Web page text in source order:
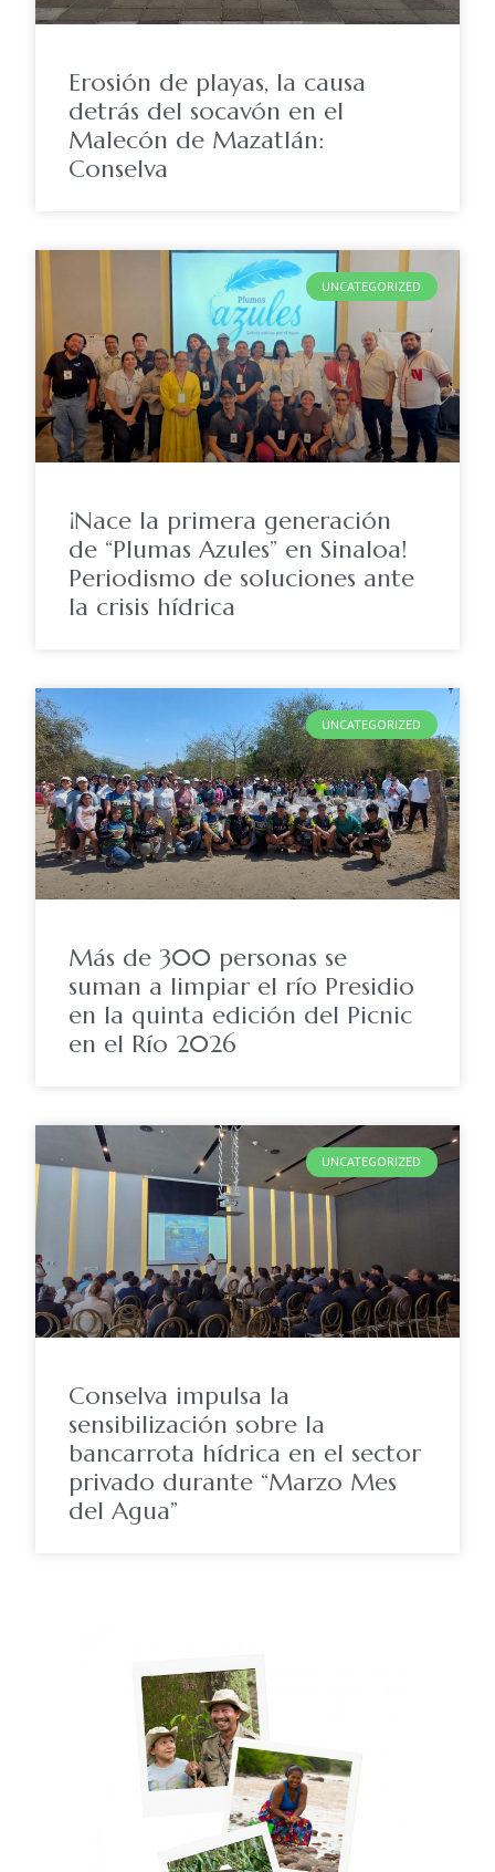
Erosión de playas, la causa
detrás del socavón en el
Malecón de Mazatlán:
Conselva
UNCATEGORIZED
¡Nace la primera generación
de “Plumas Azules” en Sinaloa!
Periodismo de soluciones ante
la crisis hídrica
UNCATEGORIZED
Más de 300 personas se
suman a limpiar el río Presidio
en la quinta edición del Picnic
en el Río 2026
UNCATEGORIZED
Conselva impulsa la
sensibilización sobre la
bancarrota hídrica en el sector
privado durante “Marzo Mes
del Agua”